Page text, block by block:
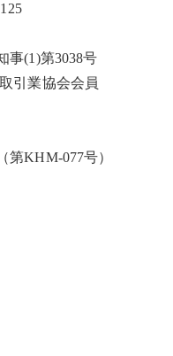
(1)第3038号
引業協会会員
第KHM-077号）